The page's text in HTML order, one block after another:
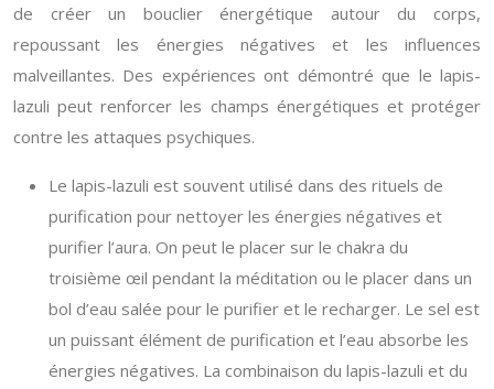
de créer un bouclier énergétique autour du corps,
repoussant les énergies négatives et les influences
malveillantes. Des expériences ont démontré que le lapis-
lazuli peut renforcer les champs énergétiques et protéger
contre les attaques psychiques.
Le lapis-lazuli est souvent utilisé dans des rituels de
purification pour nettoyer les énergies négatives et
purifier l’aura. On peut le placer sur le chakra du
troisième œil pendant la méditation ou le placer dans un
bol d’eau salée pour le purifier et le recharger. Le sel est
un puissant élément de purification et l’eau absorbe les
énergies négatives. La combinaison du lapis-lazuli et du